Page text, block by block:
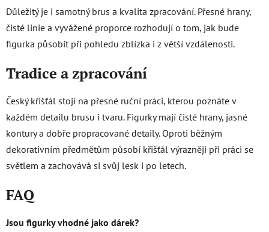
Důležitý je i samotný brus a kvalita zpracování. Přesné hrany,
čisté linie a vyvážené proporce rozhodují o tom, jak bude
figurka působit při pohledu zblízka i z větší vzdálenosti.
Tradice a zpracování
Český křišťál stojí na přesné ruční práci, kterou poznáte v
každém detailu brusu i tvaru. Figurky mají čisté hrany, jasné
kontury a dobře propracované detaily. Oproti běžným
dekorativním předmětům působí křišťál výrazněji při práci se
světlem a zachovává si svůj lesk i po letech.
FAQ
Jsou figurky vhodné jako dárek?